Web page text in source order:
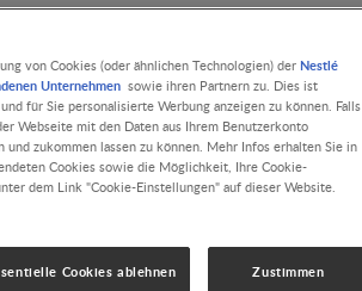
von Cookies (oder ähnlichen Technologien) der Nestlé
Unternehmen sowie ihren Partnern zu. Dies ist
für Sie personalisierte Werbung anzeigen zu können. Falls
Webseite mit den Daten aus Ihrem Benutzerkonto
zukommen lassen zu können. Mehr Infos erhalten Sie in
Cookies sowie die Möglichkeit, Ihre Cookie-
dem Link "Cookie-Einstellungen" auf dieser Website.
Cookies ablehnen Zustimmen